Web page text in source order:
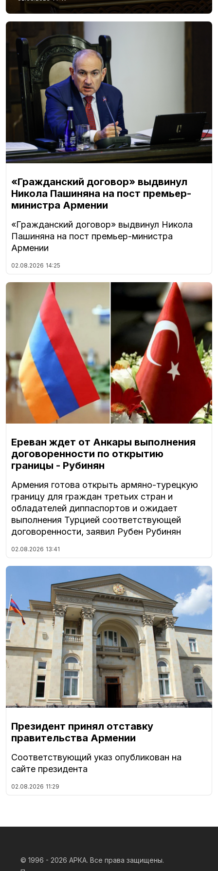
«Гражданский договор» выдвинул
Никола Пашиняна на пост премьер-
министра Армении
«Гражданский договор» выдвинул Никола
Пашиняна на пост премьер-министра
Армении
02.08.2026 14:25
Ереван ждет от Анкары выполнения
договоренности по открытию
границы - Рубинян
Армения готова открыть армяно-турецкую
границу для граждан третьих стран и
обладателей диппаспортов и ожидает
выполнения Турцией соответствующей
договоренности, заявил Рубен Рубинян
02.08.2026 13:41
Президент принял отставку
правительства Армении
Соответствующий указ опубликован на
сайте президента
02.08.2026 11:29
© 1996 - 2026 АРКА. Все права защищены.